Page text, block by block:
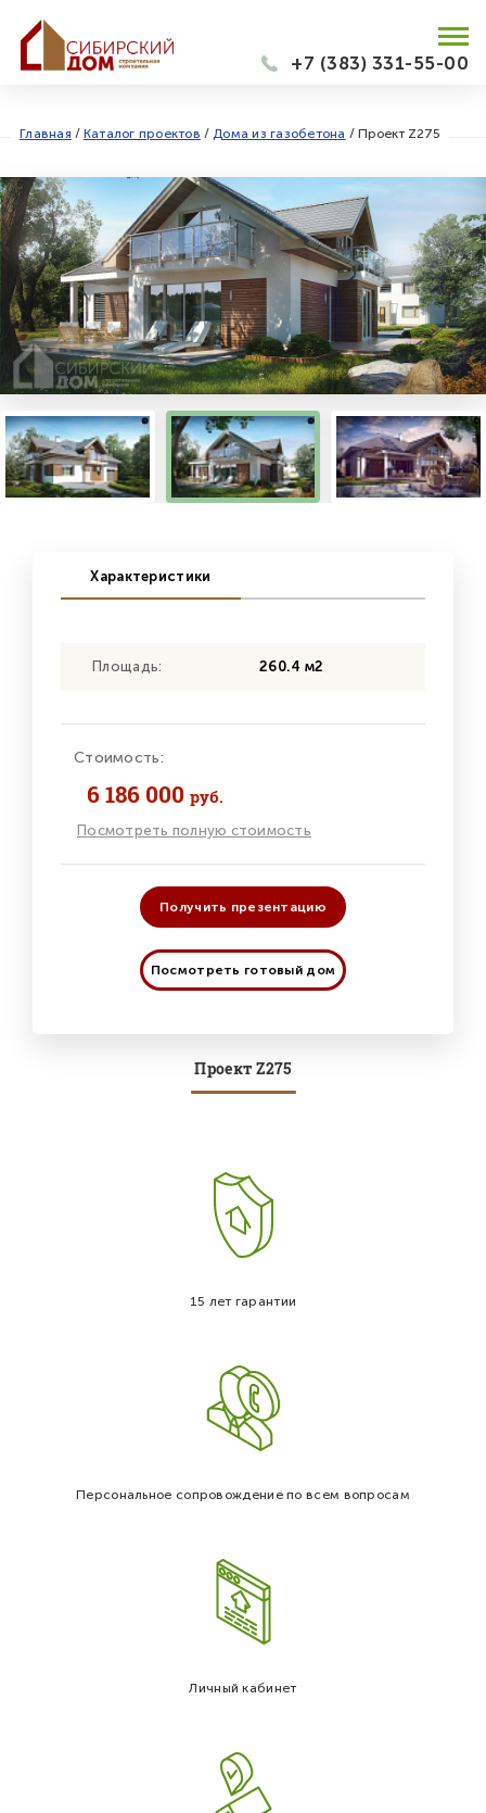
+7 (383) 331-55-00
Главная / Каталог проектов / Дома из газобетона / Проект Z275
Характеристики
Площадь: 260.4 м2
Стоимость:
6 186 000 руб.
Посмотреть полную стоимость
Получить презентацию
Посмотреть готовый дом
Проект Z275
15 лет гарантии
Персональное сопровождение по всем вопросам
Личный кабинет